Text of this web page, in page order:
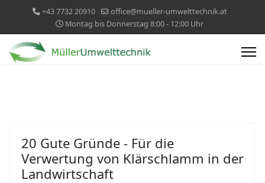
+43 7732 20910
office@mueller-umwelttechnik.at
Montag bis Donnerstag 8:00 - 12:00 Uhr
20 Gute Gründe - Für die
Verwertung von Klärschlamm in der
Landwirtschaft